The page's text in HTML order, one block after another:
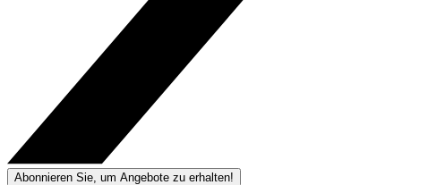
Abonnieren Sie, um Angebote zu erhalten!